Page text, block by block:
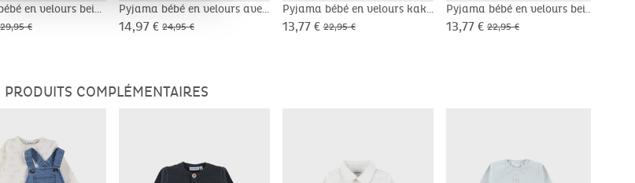
en velours beige
phoque
29,95 €
Pyjama bébé en velours avec
imprimé Mammouth
14,97 € 24,95 €
Pyjama bébé en velours kaki
brodé zèbre
13,77 € 22,95 €
Pyjama bébé en velours beige
brodé lapin
13,77 € 22,95 €
PRODUITS COMPLÉMENTAIRES